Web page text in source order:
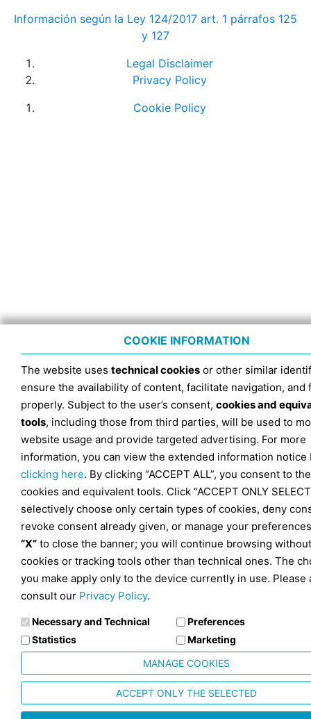
Información según la Ley 124/2017 art. 1 párrafos 125
y 127
Legal Disclaimer
Privacy Policy
Cookie Policy
COOKIE INFORMATION
The website uses technical cookies or other similar
ensure the availability of content, facilitate navigation, and
properly. Subject to the user’s consent, cookies and
tools, including those from third parties, will be used to
website usage and provide targeted advertising. For more
information, you can view the extended information notice
clicking here. By clicking “ACCEPT ALL”, you consent to
cookies and equivalent tools. Click “ACCEPT ONLY
selectively choose only certain types of cookies, deny
revoke consent already given, or manage your
“X” to close the banner; you will continue browsing without
cookies or tracking tools other than technical ones. The
you make apply only to the device currently in use. Please
consult our Privacy Policy.
Necessary and Technical
Preferences
Statistics
Marketing
MANAGE COOKIES
ACCEPT ONLY THE SELECTED